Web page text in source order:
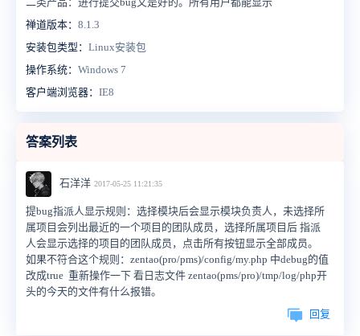
禅道版本： 8.1.3
安装包类型： Linux安装包
操作系统： Windows 7
客户端浏览器： IE8
答案列表
石洋洋 2017-05-25 11:21:35
提bug指派人显示规则：选择模块后会显示模块负责人，未选择所
属项目会列出最近的一个项目的团队成员，选择所属项目后 指派
人会显示选择的项目的团队成员，点击所有按钮显示全部成员。
如果不符合这个规则：zentao(pro/pms)/config/my.php 中debug的值
改成true 重新操作一下 看日志文件 zentao(pms/pro)/tmp/log/php开
头的今天的文件有什么报错。
回复